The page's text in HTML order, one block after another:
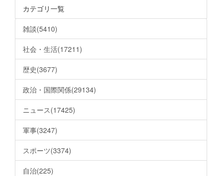
カテゴリ一覧
雑談(5410)
社会・生活(17211)
歴史(3677)
政治・国際関係(29134)
ニュース(17425)
軍事(3247)
スポーツ(3374)
自治(225)